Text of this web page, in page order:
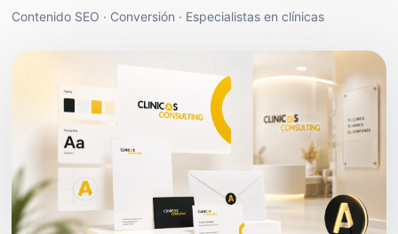
Contenido SEO · Conversión · Especialistas en clínicas